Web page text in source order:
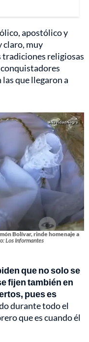
apostólico y
claro, muy
tradiciones religiosas
que llegaron a
Bolívar, rinde homenaje a
Los Informantes
que no solo se
fijen también en
pues es
durante todo el
que es cuando él